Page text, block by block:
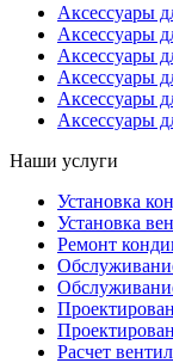
Аксессуары
Аксессуары
Аксессуары
Аксессуары
Аксессуары
Аксессуары
Наши услуги
Установка
Установка
Ремонт
Расчет